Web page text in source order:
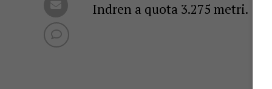
Indren a quota 3.275 metri.